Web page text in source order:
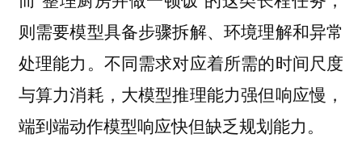
则需要模型具备步骤拆解、环境理解和异常
处理能力。不同需求对应着所需的时间尺度
与算力消耗，大模型推理能力强但响应慢，
端到端动作模型响应快但缺乏规划能力。